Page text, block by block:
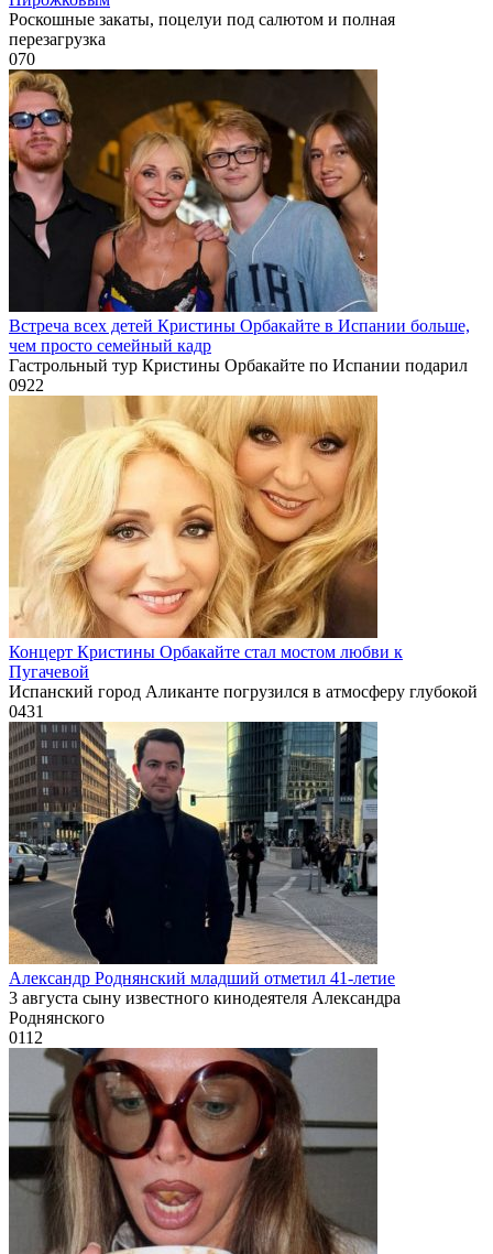
Роскошные закаты, поцелуи под салютом и полная
перезагрузка
070
Встреча всех детей Кристины Орбакайте в Испании больше,
чем просто семейный кадр
Гастрольный тур Кристины Орбакайте по Испании подарил
0922
Концерт Кристины Орбакайте стал мостом любви к
Пугачевой
Испанский город Аликанте погрузился в атмосферу глубокой
0431
Александр Роднянский младший отметил 41-летие
3 августа сыну известного кинодеятеля Александра
Роднянского
0112